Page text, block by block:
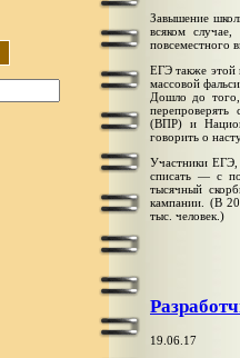
Завышение
всяком
повсеместного
ЕГЭ также этой
массовой
Дошло до того,
(ВПР) и
говорить о
Участники
списать — с
тысячный
кампании. (В
тыс. человек.)
19.06.17